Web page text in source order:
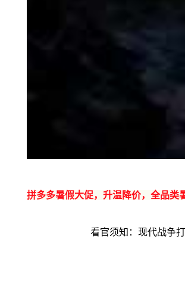
拼多多暑假大促，升温降价，全品类
看官须知：现代战争